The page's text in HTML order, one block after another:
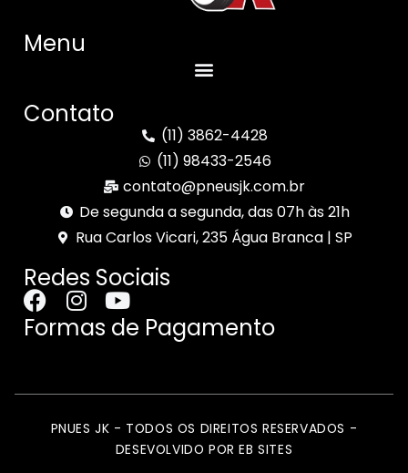
Menu
Contato
(11) 3862-4428
(11) 98433-2546
contato@pneusjk.com.br
De segunda a segunda, das 07h às 21h
Rua Carlos Vicari, 235 Água Branca | SP
Redes Sociais
Formas de Pagamento
PNUES JK - TODOS OS DIREITOS RESERVADOS -
DESEVOLVIDO POR EB SITES